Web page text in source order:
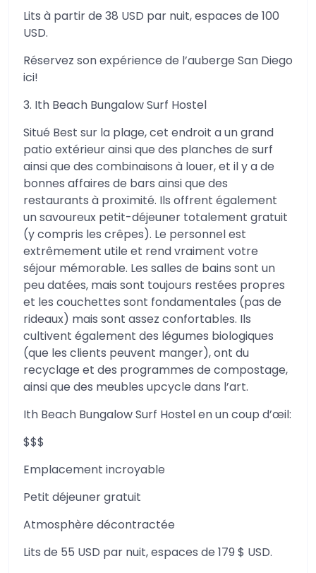
Lits à partir de 38 USD par nuit, espaces de 100
USD.
Réservez son expérience de l’auberge San Diego
ici!
3. Ith Beach Bungalow Surf Hostel
Situé Best sur la plage, cet endroit a un grand
patio extérieur ainsi que des planches de surf
ainsi que des combinaisons à louer, et il y a de
bonnes affaires de bars ainsi que des
restaurants à proximité. Ils offrent également
un savoureux petit-déjeuner totalement gratuit
(y compris les crêpes). Le personnel est
extrêmement utile et rend vraiment votre
séjour mémorable. Les salles de bains sont un
peu datées, mais sont toujours restées propres
et les couchettes sont fondamentales (pas de
rideaux) mais sont assez confortables. Ils
cultivent également des légumes biologiques
(que les clients peuvent manger), ont du
recyclage et des programmes de compostage,
ainsi que des meubles upcycle dans l’art.
Ith Beach Bungalow Surf Hostel en un coup d’œil:
$$$
Emplacement incroyable
Petit déjeuner gratuit
Atmosphère décontractée
Lits de 55 USD par nuit, espaces de 179 $ USD.